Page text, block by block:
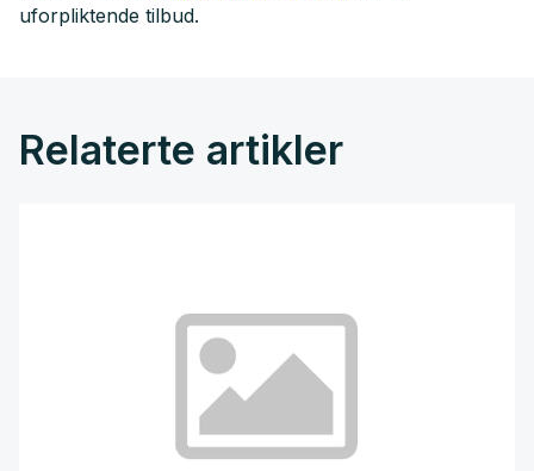
uforpliktende tilbud.
Relaterte artikler